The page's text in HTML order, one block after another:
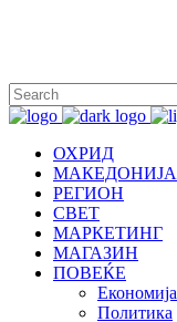
ОХРИД
МАКЕДОНИЈА
РЕГИОН
СВЕТ
МАРКЕТИНГ
МАГАЗИН
ПОВЕЌЕ
Економија
Политика